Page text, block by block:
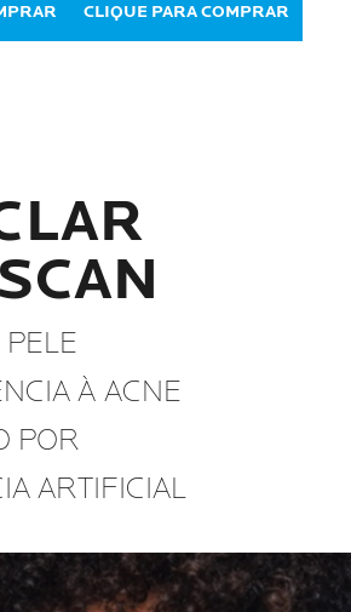
CLIQUE PARA COMPRAR
À ACNE
POR
ARTIFICIAL